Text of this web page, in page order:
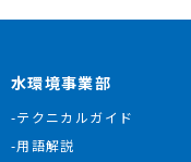
水環境事業部
-テクニカルガイド
-用語解説